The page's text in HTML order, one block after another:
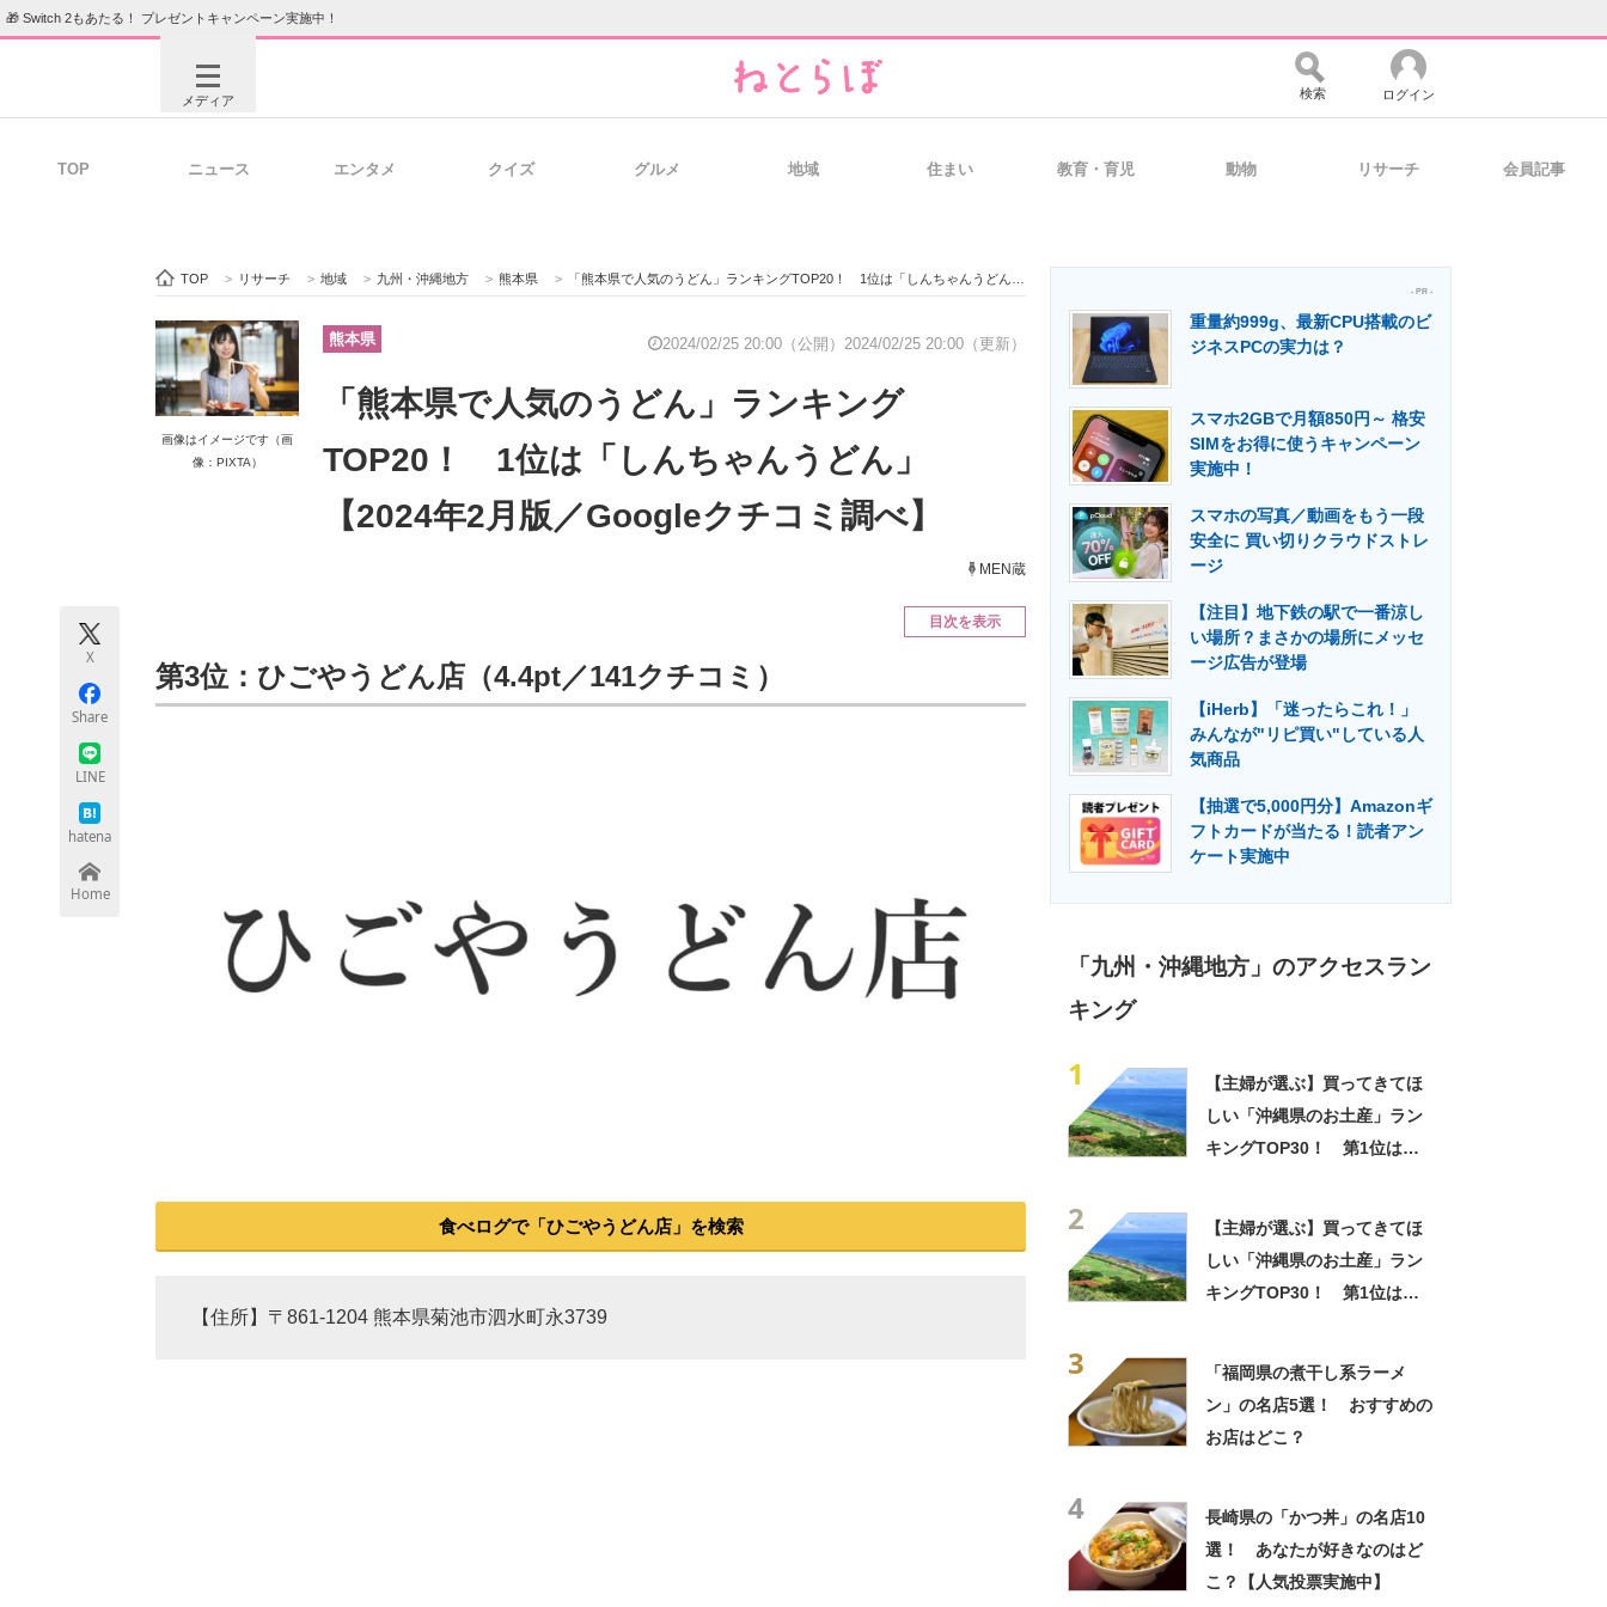
🎁 Switch 2もあたる！ プレゼントキャンペーン実施中！
メディア
ビジネスと働き方のヒント 経営リーダーのコミュニティ マーケ×ITの今がよく分かる
ITエンジニア向け専門サイト 製造業のIT導入・活用を支援
エネルギーの専門メディア 建設×テクノロジーの最前線
ちょっと気になるネットの話題
検索 ログイン
TOP ニュース エンタメ クイズ グルメ 地域 住まい 教育・育児 動物 リサーチ 会員記事
TOP > リサーチ > 地域 > 九州・沖縄地方 > 熊本県 > 「熊本県で人気のうどん」ランキングTOP20！ 1位は「しんちゃんうどん」【2024年2月版／Googleクチコミ調べ】
画像はイメージです（画
像：PIXTA）
熊本県 2024/02/25 20:00（公開） 2024/02/25 20:00（更新）
「熊本県で人気のうどん」ランキング
TOP20！ 1位は「しんちゃんうどん」
【2024年2月版／Googleクチコミ調べ】
MEN蔵
X
Share
LINE
hatena
Home
目次を表示
第3位：ひごやうどん店（4.4pt／141クチコミ）
食べログで「ひごやうどん店」を検索
【住所】〒861-1204 熊本県菊池市泗水町永3739
- PR -
重量約999g、最新CPU搭載のビ
ジネスPCの実力は？
スマホ2GBで月額850円～ 格安
SIMをお得に使うキャンペーン
実施中！
スマホの写真／動画をもう一段
安全に 買い切りクラウドストレ
ージ
【注目】地下鉄の駅で一番涼し
い場所？まさかの場所にメッセ
ージ広告が登場
【iHerb】「迷ったらこれ！」
みんなが"リピ買い"している人
気商品
【抽選で5,000円分】Amazonギ
フトカードが当たる！読者アン
ケート実施中
「九州・沖縄地方」のアクセスラン
キング
1
【主婦が選ぶ】買ってきてほ
しい「沖縄県のお土産」ラン
キングTOP30！ 第1位は
2
【主婦が選ぶ】買ってきてほ
しい「沖縄県のお土産」ラン
キングTOP30！ 第1位は
3
「福岡県の煮干し系ラーメ
ン」の名店5選！ おすすめの
お店はどこ？
4
長崎県の「かつ丼」の名店10
選！ あなたが好きなのはど
こ？【人気投票実施中】